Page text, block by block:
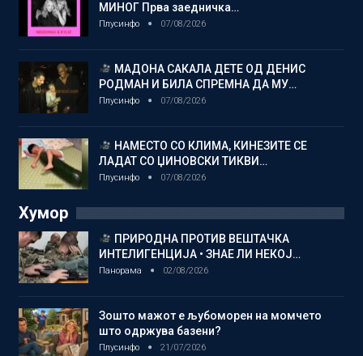
МИНОГ Прва заедничка…
Плусинфо 07/08/2026
МАДОНА САКАЛА ДЕТЕ ОД ДЕНИС
РОДМАН И БИЛА СПРЕМНА ДА МУ…
Плусинфо 07/08/2026
НАМЕСТО СО КЛИМА, КИНЕЗИТЕ СЕ
ЛАДАТ СО ЏИНОВСКИ ТИКВИ…
Плусинфо 07/08/2026
Хумор
ПРИРОДНА ПРОТИВ ВЕШТАЧКА
ИНТЕЛИГЕНЦИЈА • ЗНАЕ ЛИ НЕКОЈ…
Панорама 02/08/2026
Зошто мажот е љубоморен на момчето
што одржува базени?
Плусинфо 21/07/2026